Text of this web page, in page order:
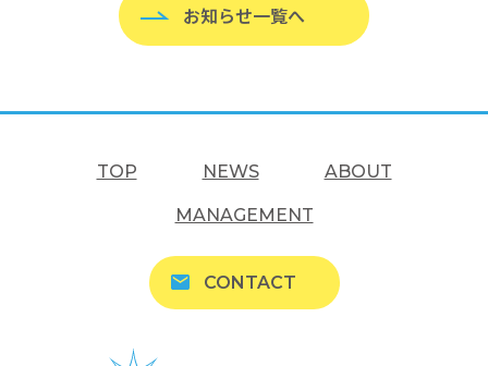
お知らせ一覧へ
TOP NEWS ABOUT
MANAGEMENT
CONTACT